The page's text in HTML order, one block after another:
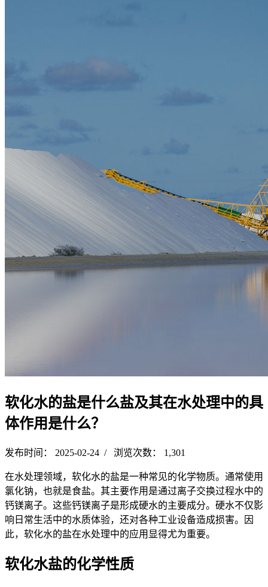
软化水的盐是什么盐及其在水处理中的具
体作用是什么？
发布时间： 2025-02-24 / 浏览次数： 1,301
在水处理领域，软化水的盐是一种常见的化学物质。通常使用
氯化钠，也就是食盐。其主要作用是通过离子交换过程水中的
钙镁离子。这些钙镁离子是形成硬水的主要成分。硬水不仅影
响日常生活中的水质体验，还对各种工业设备造成损害。因
此，软化水的盐在水处理中的应用显得尤为重要。
软化水盐的化学性质